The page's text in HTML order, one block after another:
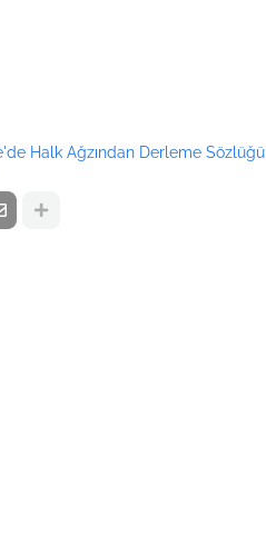
Halk Ağzından Derleme Sözlüğü